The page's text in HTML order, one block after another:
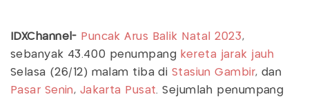
IDXChannel- Puncak Arus Balik Natal 2023,
sebanyak 43.400 penumpang kereta jarak jauh
Selasa (26/12) malam tiba di Stasiun Gambir, dan
Pasar Senin, Jakarta Pusat. Sejumlah penumpang